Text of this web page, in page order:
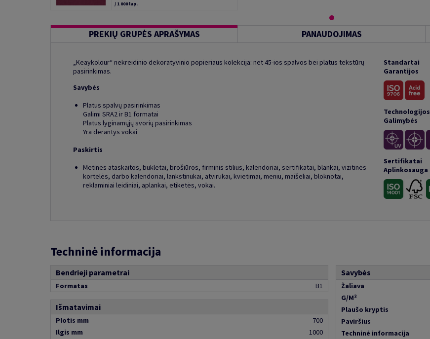
/ 1 000 lap.
PREKIŲ GRUPĖS APRAŠYMAS PANAUDOJIMAS
„Keaykolour“ nekreidinio dekoratyvinio popieriaus kolekcija: net 45-ios spalvos bei platus tekstūrų
pasirinkimas.
Savybės
Platus spalvų pasirinkimas
Galimi SRA2 ir B1 formatai
Platus lyginamųjų svorių pasirinkimas
Yra derantys vokai
Paskirtis
Metinės ataskaitos, bukletai, brošiūros, firminis stilius, kalendoriai, sertifikatai, blankai, vizitinės
kortelės, darbo kalendoriai, lankstinukai, atvirukai, kvietimai, meniu, maišeliai, bloknotai,
reklaminiai leidiniai, aplankai, etiketės, vokai.
Standartai
Garantijos
Technologijos
Galimybės
Sertifikatai
Aplinkosauga
Techninė informacija
Bendrieji parametrai
Formatas B1
Išmatavimai
Plotis mm
700
Ilgis mm
1000
Savybės
Žaliava
G/M²
Plaušo kryptis
Paviršius
Techninė informacija